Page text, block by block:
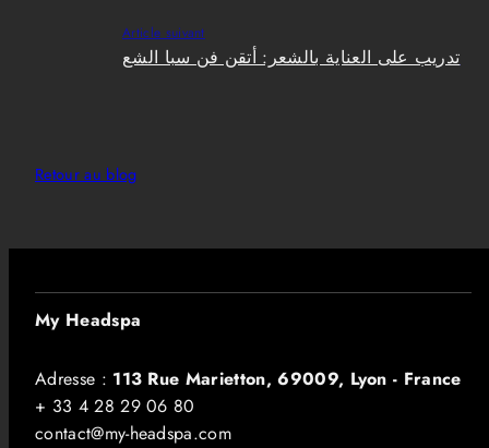
Article suivant
تدريب على العناية بالشعر: أتقن فن سبا الشع
Retour au blog
My Headspa
Adresse : 113 Rue Marietton, 69009, Lyon - France
+ 33 4 28 29 06 80
contact@my-headspa.com